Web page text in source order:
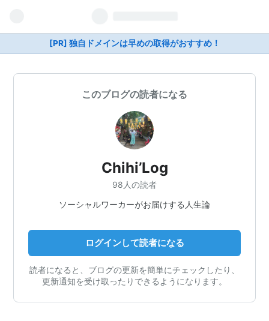
[PR] 独自ドメインは早めの取得がおすすめ！
このブログの読者になる
Chihi’Log
98人の読者
ソーシャルワーカーがお届けする人生論
ログインして読者になる
読者になると、ブログの更新を簡単にチェックしたり、
更新通知を受け取ったりできるようになります。